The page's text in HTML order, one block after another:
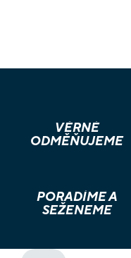
VĚRNÉ
ODMĚŇUJEME
PORADÍME A
SEŽENEME